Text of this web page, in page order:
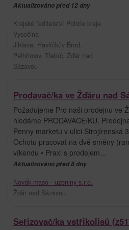
Aktualizováno před 12 dny
Krajské ředitelství Policie kraje
Vysočina
Jihlava, Havlíčkův Brod,
Pelhřimov, Třebíč, Žďár nad
Sázavou
Prodavač/ka ve Žďáru nad
Požadujeme Pro naši prodejnu ve
hledáme PRODAVAČE/KU.
Penny marketu v ulici Strojírenská
Ochotu pracovat na dvě směny
víkendu • Praxi s prodejem...
Aktualizováno před 8 dny
Novák maso - uzeniny s.r.o.
Žďár nad Sázavou
Seřizovač/ka vstřikolisů